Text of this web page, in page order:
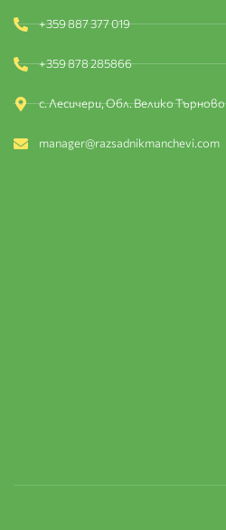
+359 887 377 019
+359 878 285866
с. Лесичери, Обл. Велико Търново
manager@razsadnikmanchevi.com